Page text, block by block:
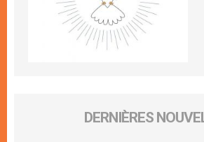
DERNIÈRES